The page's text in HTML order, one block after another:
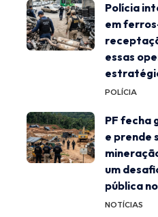
Polícia
em
essas
POLÍCIA
PF fecha
e prende
um
pública
NOTÍCIAS